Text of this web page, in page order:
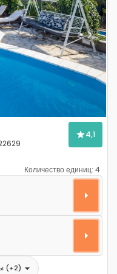
Next
4,1
Количество единиц: 4
Стари Град - Stari
(+2)